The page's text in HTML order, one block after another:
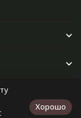
Хорошо